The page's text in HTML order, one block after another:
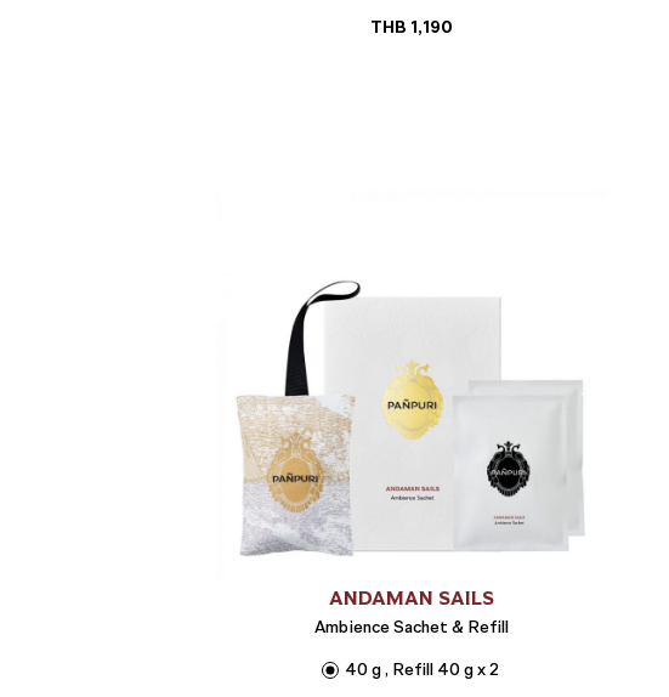
THB 1,190
ANDAMAN SAILS
Ambience Sachet & Refill
40 g , Refill 40 g x 2